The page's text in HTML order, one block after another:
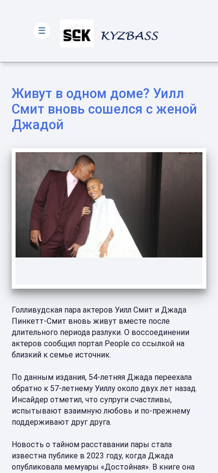
Живут в одном доме? Уилл
Смит вновь сошелся с женой
Джадой
Голливудская пара актеров Уилл Смит и Джада
Пинкетт-Смит вновь живут вместе после
длительного периода разлуки. О воссоединении
актеров сообщил портал People со ссылкой на
близкий к семье источник.
По данным издания, 54-летняя Джада переехала
обратно к 57-летнему Уиллу около двух лет назад.
Инсайдер отметил, что супруги счастливы,
испытывают взаимную любовь и по-прежнему
поддерживают друг друга.
Новость о тайном расставании пары стала
известна публике в 2023 году, когда Джада
опубликовала мемуары «Достойная». В книге она
☰